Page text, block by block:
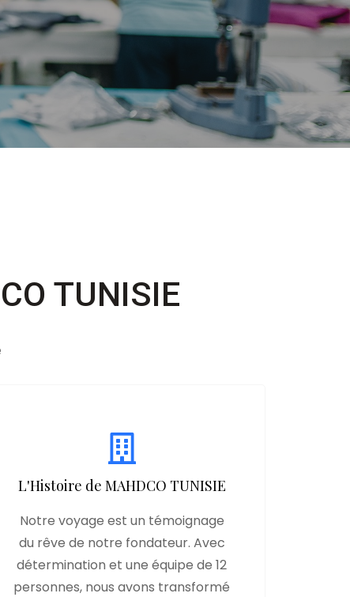
TUNISIE
L'Histoire de MAHDCO TUNISIE
Notre voyage est un témoignage
du rêve de notre fondateur. Avec
détermination et une équipe de 12
personnes, nous avons transformé